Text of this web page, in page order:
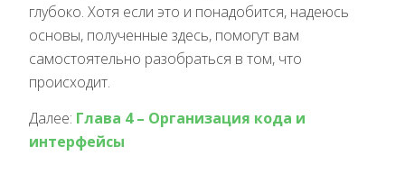
глубоко. Хотя если это и понадобится, надеюсь
основы, полученные здесь, помогут вам
самостоятельно разобраться в том, что
происходит.
Далее: Глава 4 – Организация кода и
интерфейсы